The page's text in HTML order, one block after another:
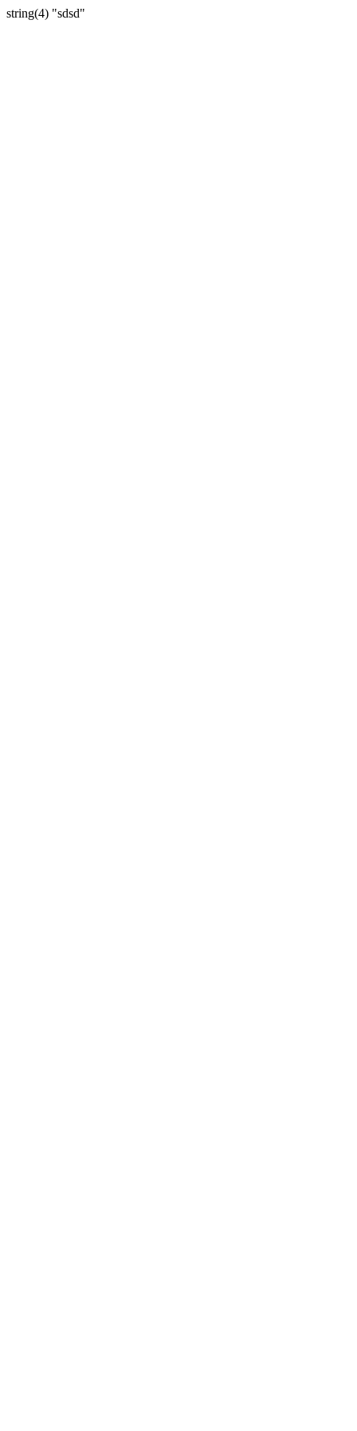
string(4) "sdsd"